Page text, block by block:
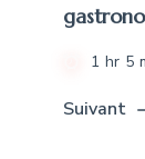
1 hr 5
Suivant